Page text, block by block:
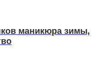
маникюра зимы,